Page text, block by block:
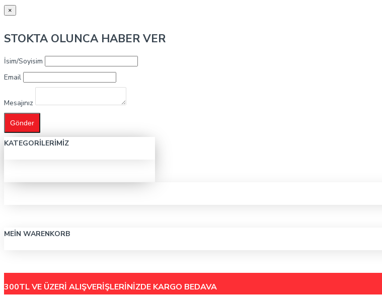
×
STOKTA OLUNCA HABER VER
İsim/Soyisim
Email
Mesajınız
Gönder
KATEGORILERIMIZ
MEIN WARENKORB
300TL VE ÜZERİ ALIŞVERİŞLERİNİZDE KARGO BEDAVA